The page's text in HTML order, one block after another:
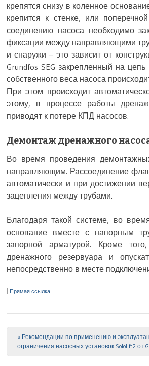
крепятся снизу в коленное
крепится к стенке, или
соединению насоса необходимо
фиксации между направляющими
и снаружи – это зависит от
Grundfos SEG закрепленный на
собственного веса насоса
При этом происходит
этому, в процессе работы
приводят к потере КПД насосов.
Демонтаж дренажного
Во время проведения
направляющим. Рассоединение
автоматически и при достижении
зацепления между трубами.
Благодаря такой системе, во
основание вместе с напорным
запорной арматурой. Кроме
дренажного резервуара и
непосредственно в месте
Прямая ссылка
Post navigation
« Рекомендации по применению и
ограничения насосных установок Sololift2 от